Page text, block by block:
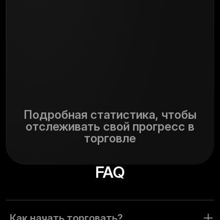
Подробная статистика, чтобы
отслеживать свой прогресс в
торговле
FAQ